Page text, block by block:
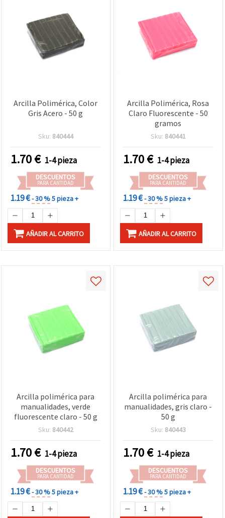
Arcilla Polimérica, Color
Gris Acero - 50 g
Sku: 840444
1.70€ 1-4 pieza
DESCUENTOS
PARA CANTIDAD
1.19 €- 30 %5 pieza +
AÑADIR AL CARRITO
Arcilla Polimérica, Rosa
Claro Fluorescente - 50
gramos
Sku: 840441
1.70€ 1-4 pieza
DESCUENTOS
PARA CANTIDAD
1.19 €- 30 %5 pieza +
AÑADIR AL CARRITO
Arcilla polimérica para
manualidades, verde
fluorescente claro - 50 g
Sku: 840442
1.70€ 1-4 pieza
DESCUENTOS
PARA CANTIDAD
1.19 €- 30 %5 pieza +
Arcilla polimérica para
manualidades, gris claro -
50 g
Sku: 840443
1.70€ 1-4 pieza
DESCUENTOS
PARA CANTIDAD
1.19 €- 30 %5 pieza +